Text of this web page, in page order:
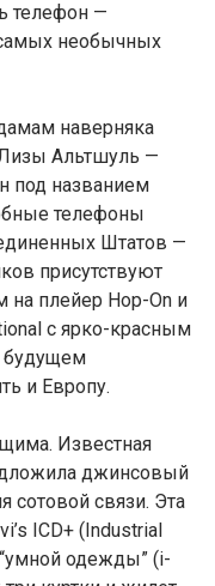
телефон —
необычных
наверняка
Альтшуль —
под названием
телефоны
Штатов —
присутствуют
плейер Hop-On и
с ярко-красным
будущем
и Европу.
Известная
джинсовый
сотовой связи. Эта
ICD+ (Industrial
одежды” (i-